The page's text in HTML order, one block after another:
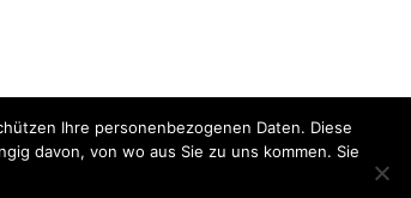
Ihre personenbezogenen Daten. Diese
davon, von wo aus Sie zu uns kommen. Sie